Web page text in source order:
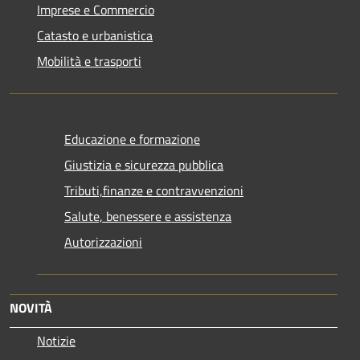
Imprese e Commercio
Catasto e urbanistica
Mobilità e trasporti
Educazione e formazione
Giustizia e sicurezza pubblica
Tributi,finanze e contravvenzioni
Salute, benessere e assistenza
Autorizzazioni
NOVITÀ
Notizie